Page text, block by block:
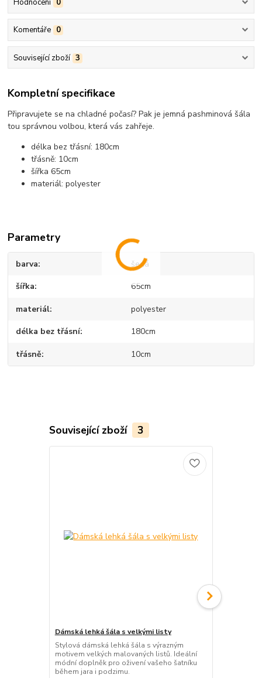
Hodnocení 0
Komentáře 0
Související zboží 3
Kompletní specifikace
Připravujete se na chladné počasí? Pak je jemná pashminová šála
tou správnou volbou, která vás zahřeje.
délka bez třásní: 180cm
třásně: 10cm
šířka 65cm
materiál: polyester
Parametry
barva šedá
šířka 65cm
materiál polyester
délka bez třásní 180cm
třásně 10cm
Související zboží 3
Dámská lehká šála s velkými listy
Stylová dámská lehká šála s výrazným
motivem velkých malovaných listů. Ideální
módní doplněk pro oživení vašeho šatníku
během jara i podzimu.